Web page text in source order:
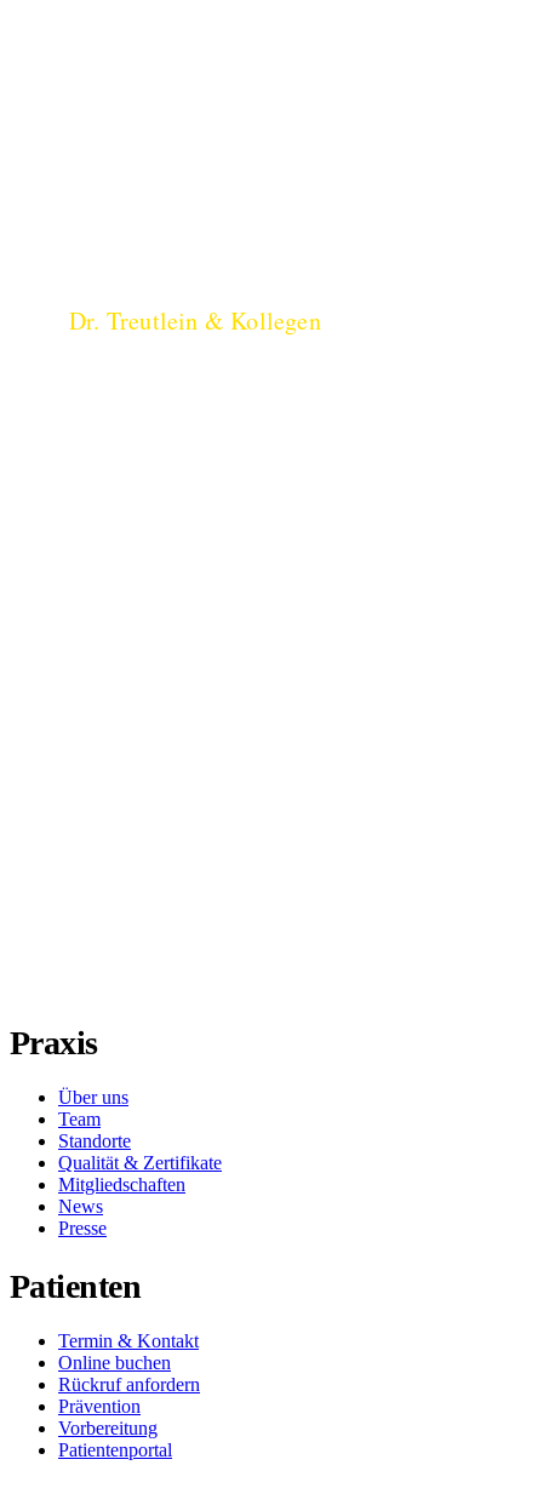
Praxis
Über uns
Team
Standorte
Qualität & Zertifikate
Mitgliedschaften
News
Presse
Patienten
Termin & Kontakt
Online buchen
Rückruf anfordern
Prävention
Vorbereitung
Patientenportal